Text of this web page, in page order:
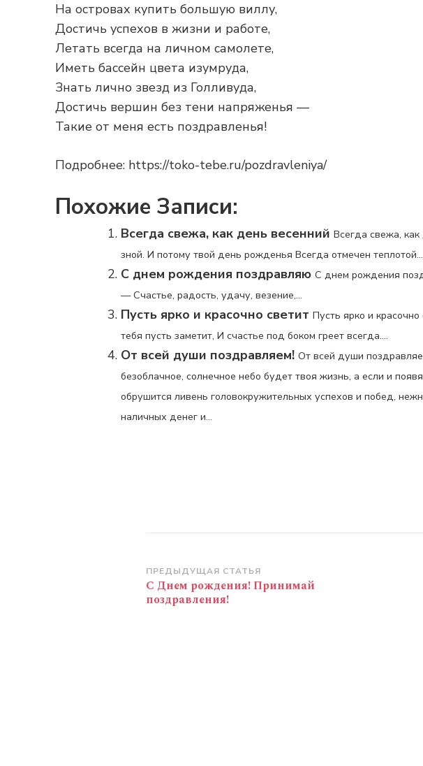
На островах купить большую виллу,
Достичь успехов в жизни и работе,
Летать всегда на личном самолете,
Иметь бассейн цвета изумруда,
Знать лично звезд из Голливуда,
Достичь вершин без тени напряженья —
Такие от меня есть поздравленья!
Подробнее: https://toko-tebe.ru/pozdravleniya/
Похожие Записи:
Всегда свежа, как день весенний Всегда свежа,
зной. И потому твой день рожденья Всегда отмечен
С днем рождения поздравляю С днем рождения
— Счастье, радость, удачу, везение,...
Пусть ярко и красочно светит Пусть ярко и
тебя пусть заметит, И счастье под боком греет всегда....
От всей души поздравляем! От всей души
безоблачное, солнечное небо будет твоя жизнь, а если и
обрушится ливень головокружительных успехов и побед,
наличных денег и...
Навигация
по
записям
ПРЕДЫДУЩАЯ СТАТЬЯ
С Днем рождения! Принимай
поздравления!